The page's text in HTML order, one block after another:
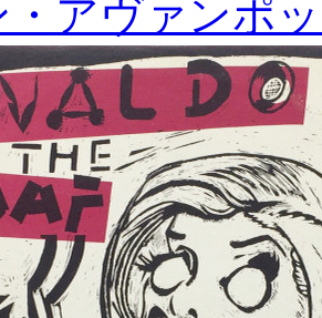
・アヴァンポ